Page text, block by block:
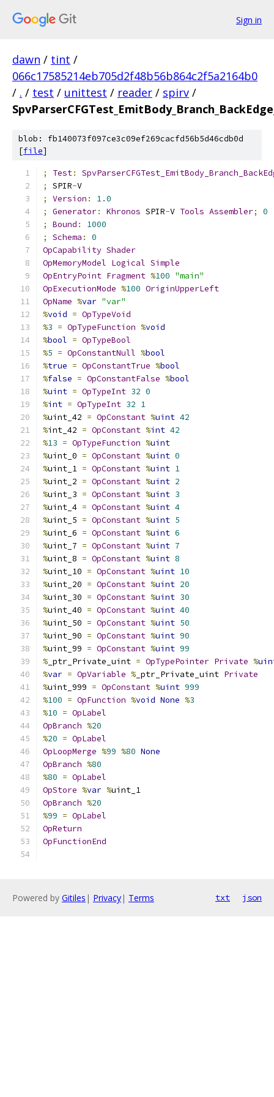
Sign in
dawn / tint /
066c17585214eb705d2f48b56b864c2f5a2164b0
/ . / test / unittest / reader / spirv /
blob: fb140073f097ce3c09ef269cacfd56b5d46cdb0d
[file]
; Test:
;
SPIR-V
;
Version :
1.0
;
Generator: Khronos SPIR-V Tools Assembler;
0
;
Bound :
1000
;
Schema :
0
OpCapability Shader
OpMemoryModel Logical Simple
OpEntryPoint Fragment %100 "main"
OpExecutionMode %100 OriginUpperLeft
OpName %var "var"
%void = OpTypeVoid
%3 = OpTypeFunction %void
%bool = OpTypeBool
%5 = OpConstantNull %bool
%true = OpConstantTrue %bool
%false = OpConstantFalse %bool
%uint = OpTypeInt 32 0
%int = OpTypeInt 32 1
%uint_42 = OpConstant %uint 42
%int_42 = OpConstant %int 42
%13 = OpTypeFunction %uint
%uint_0 = OpConstant %uint 0
%uint_1 = OpConstant %uint 1
%uint_2 = OpConstant %uint 2
%uint_3 = OpConstant %uint 3
%uint_4 = OpConstant %uint 4
%uint_5 = OpConstant %uint 5
%uint_6 = OpConstant %uint 6
%uint_7 = OpConstant %uint 7
%uint_8 = OpConstant %uint 8
%uint_10 = OpConstant %uint 10
%uint_20 = OpConstant %uint 20
%uint_30 = OpConstant %uint 30
%uint_40 = OpConstant %uint 40
%uint_50 = OpConstant %uint 50
%uint_90 = OpConstant %uint 90
%uint_99 = OpConstant %uint 99
% _ptr_Private_uint = OpTypePointer Private %
%var = OpVariable % _ptr_Private_uint Private
%uint_999 = OpConstant %uint 999
%100 = OpFunction %void None %3
%10 = OpLabel
OpBranch %20
%20 = OpLabel
OpLoopMerge %99 %80 None
OpBranch %80
%80 = OpLabel
OpStore %var %uint_1
OpBranch %20
%99 = OpLabel
OpReturn
OpFunctionEnd
Powered by Gitiles | Privacy| Terms txt json